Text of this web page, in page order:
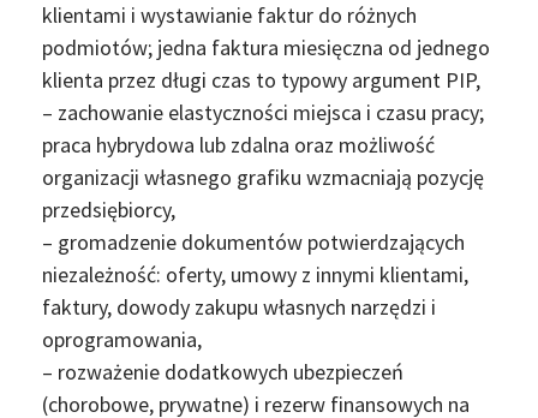
klientami i wystawianie faktur do różnych
podmiotów; jedna faktura miesięczna od jednego
klienta przez długi czas to typowy argument PIP,
– zachowanie elastyczności miejsca i czasu pracy;
praca hybrydowa lub zdalna oraz możliwość
organizacji własnego grafiku wzmacniają pozycję
przedsiębiorcy,
– gromadzenie dokumentów potwierdzających
niezależność: oferty, umowy z innymi klientami,
faktury, dowody zakupu własnych narzędzi i
oprogramowania,
– rozważenie dodatkowych ubezpieczeń
(chorobowe, prywatne) i rezerw finansowych na